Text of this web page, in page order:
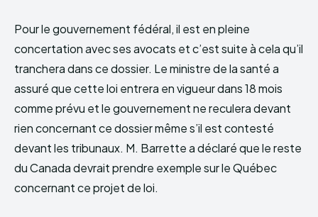
Pour le gouvernement fédéral, il est en pleine
concertation avec ses avocats et c’est suite à cela qu’il
tranchera dans ce dossier. Le ministre de la santé a
assuré que cette loi entrera en vigueur dans 18 mois
comme prévu et le gouvernement ne reculera devant
rien concernant ce dossier même s’il est contesté
devant les tribunaux. M. Barrette a déclaré que le reste
du Canada devrait prendre exemple sur le Québec
concernant ce projet de loi.